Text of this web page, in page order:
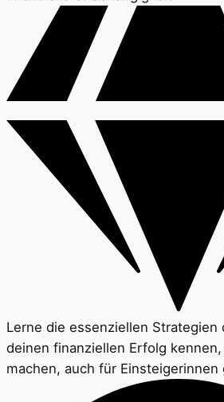
Lerne die essenziellen
deinen finanziellen Erfolg
machen, auch für Einsteigerinnen